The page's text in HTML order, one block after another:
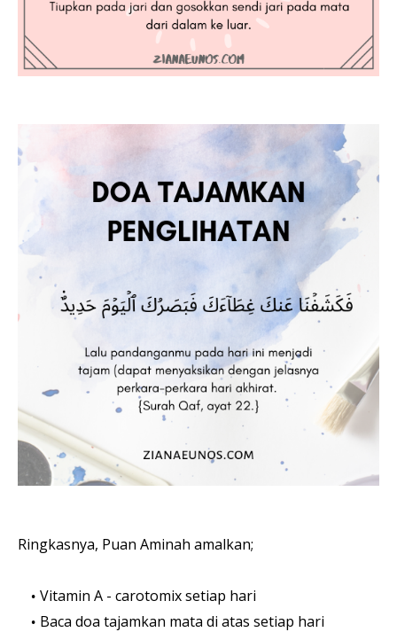
Ringkasnya, Puan Aminah amalkan;
Vitamin A - carotomix setiap hari
Baca doa tajamkan mata di atas setiap hari